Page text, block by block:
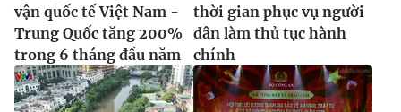
vận quốc tế Việt Nam -
Trung Quốc tăng 200%
trong 6 tháng đầu năm
thời gian phục vụ người
dân làm thủ tục hành
chính